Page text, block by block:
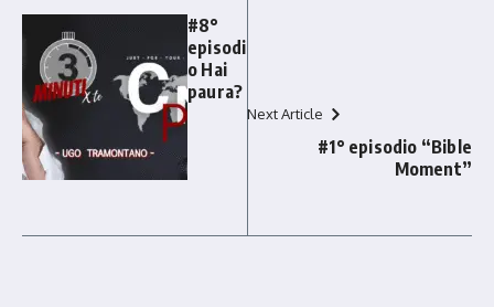
#8°
episodi
o Hai
paura?
Next Article
#1° episodio “Bible
Moment”